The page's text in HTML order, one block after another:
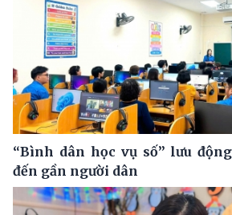
“Bình dân học vụ số” lưu
đến gần người dân